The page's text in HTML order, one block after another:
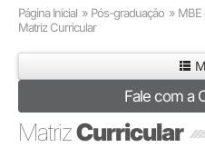
EXTENSÃO
Página Inicial » Pós-graduação » MBE
Matriz Curricular
Fale com a
MatrizCurricular